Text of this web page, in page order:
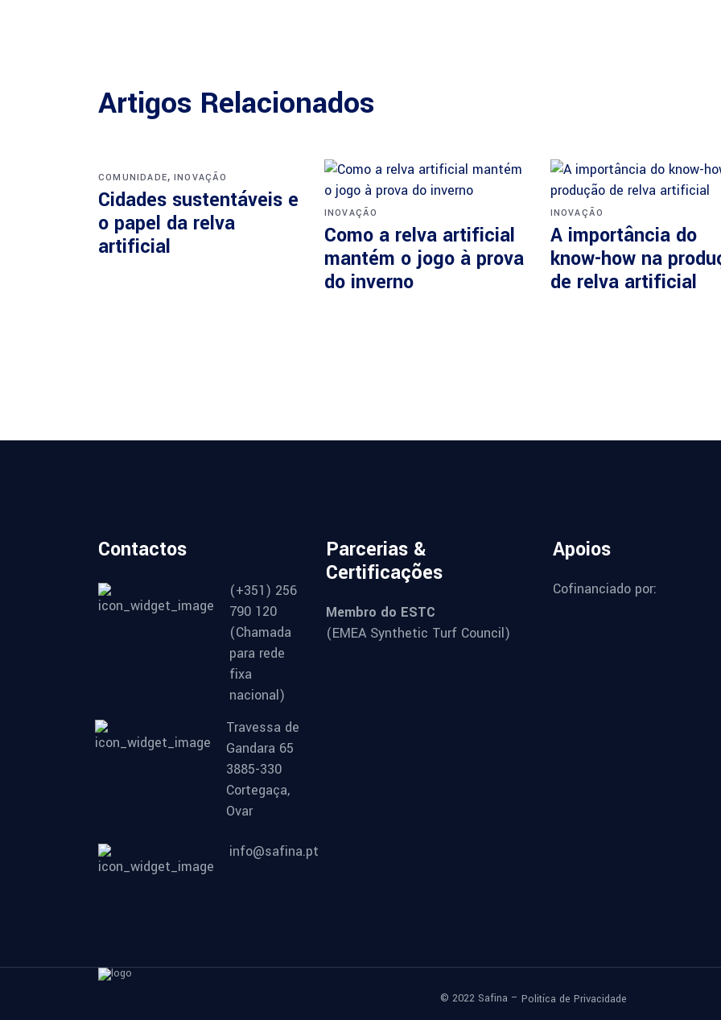
Artigos Relacionados
COMUNIDADE, INOVAÇÃO
Cidades sustentáveis e
o papel da relva
artificial
INOVAÇÃO
Como a relva artificial
mantém o jogo à prova
do inverno
INOVAÇÃO
A importância do
know-how na
de relva artificial
Contactos
(+351) 256
790 120
(Chamada
para rede
fixa
nacional)
Travessa de
Gandara 65
3885-330
Cortegaça,
Ovar
info@safina.pt
Parcerias &
Certificações
Membro do ESTC
(EMEA Synthetic Turf Council)
Apoios
Cofinanciado por:
© 2022 Safina – Politíca de Privacidade